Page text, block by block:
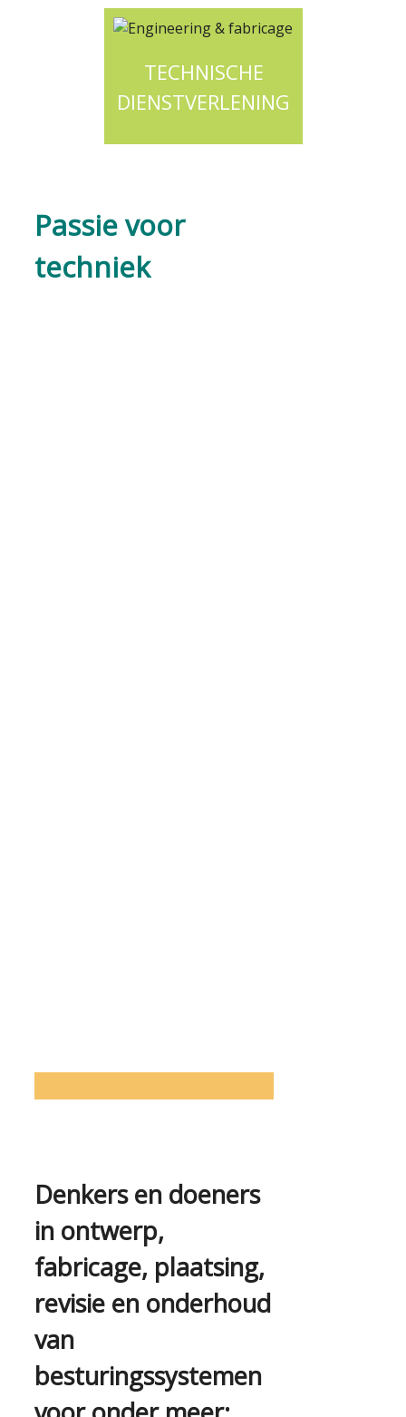
TECHNISCHE
DIENSTVERLENING
Passie voor
techniek
Denkers en doeners
in ontwerp,
fabricage, plaatsing,
revisie en onderhoud
van
besturingssystemen